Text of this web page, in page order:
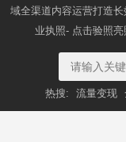
域全渠道内容运营打造
业执照- 点击验照亮
热搜: 流量变现